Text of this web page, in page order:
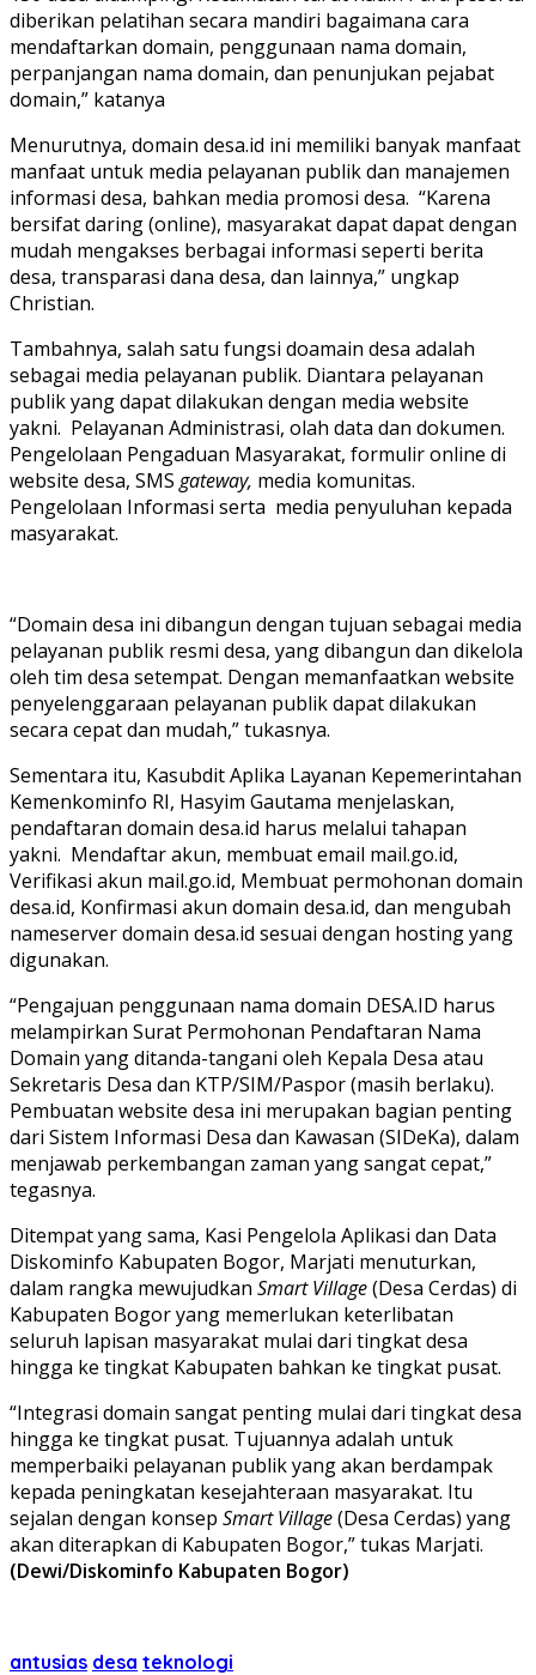
diberikan pelatihan secara mandiri bagaimana cara
mendaftarkan domain, penggunaan nama domain,
perpanjangan nama domain, dan penunjukan pejabat
domain,” katanya
Menurutnya, domain desa.id ini memiliki banyak manfaat
manfaat untuk media pelayanan publik dan manajemen
informasi desa, bahkan media promosi desa. “Karena
bersifat daring (online), masyarakat dapat dapat dengan
mudah mengakses berbagai informasi seperti berita
desa, transparasi dana desa, dan lainnya,” ungkap
Christian.
Tambahnya, salah satu fungsi doamain desa adalah
sebagai media pelayanan publik. Diantara pelayanan
publik yang dapat dilakukan dengan media website
yakni. Pelayanan Administrasi, olah data dan dokumen.
Pengelolaan Pengaduan Masyarakat, formulir online di
website desa, SMS gateway, media komunitas.
Pengelolaan Informasi serta media penyuluhan kepada
masyarakat.
“Domain desa ini dibangun dengan tujuan sebagai media
pelayanan publik resmi desa, yang dibangun dan dikelola
oleh tim desa setempat. Dengan memanfaatkan website
penyelenggaraan pelayanan publik dapat dilakukan
secara cepat dan mudah,” tukasnya.
Sementara itu, Kasubdit Aplika Layanan Kepemerintahan
Kemenkominfo RI, Hasyim Gautama menjelaskan,
pendaftaran domain desa.id harus melalui tahapan
yakni. Mendaftar akun, membuat email mail.go.id,
Verifikasi akun mail.go.id, Membuat permohonan domain
desa.id, Konfirmasi akun domain desa.id, dan mengubah
nameserver domain desa.id sesuai dengan hosting yang
digunakan.
“Pengajuan penggunaan nama domain DESA.ID harus
melampirkan Surat Permohonan Pendaftaran Nama
Domain yang ditanda-tangani oleh Kepala Desa atau
Sekretaris Desa dan KTP/SIM/Paspor (masih berlaku).
Pembuatan website desa ini merupakan bagian penting
dari Sistem Informasi Desa dan Kawasan (SIDeKa), dalam
menjawab perkembangan zaman yang sangat cepat,”
tegasnya.
Ditempat yang sama, Kasi Pengelola Aplikasi dan Data
Diskominfo Kabupaten Bogor, Marjati menuturkan,
dalam rangka mewujudkan Smart Village(Desa Cerdas) di
Kabupaten Bogor yang memerlukan keterlibatan
seluruh lapisan masyarakat mulai dari tingkat desa
hingga ke tingkat Kabupaten bahkan ke tingkat pusat.
“Integrasi domain sangat penting mulai dari tingkat desa
hingga ke tingkat pusat. Tujuannya adalah untuk
memperbaiki pelayanan publik yang akan berdampak
kepada peningkatan kesejahteraan masyarakat. Itu
sejalan dengan konsep Smart Village(Desa Cerdas) yang
akan diterapkan di Kabupaten Bogor,” tukas Marjati.
(Dewi/Diskominfo Kabupaten Bogor)
antusias desa teknologi